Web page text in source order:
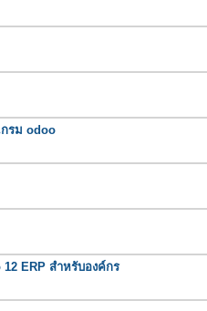
กรม odoo
ERP สำหรับองค์กร